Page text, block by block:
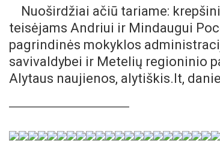
Nuoširdžiai ačiū tariame:
teisėjams Andriui ir Mindaugui
pagrindinės mokyklos
savivaldybei ir Metelių regioninio
Alytaus naujienos, alytiškis.lt,